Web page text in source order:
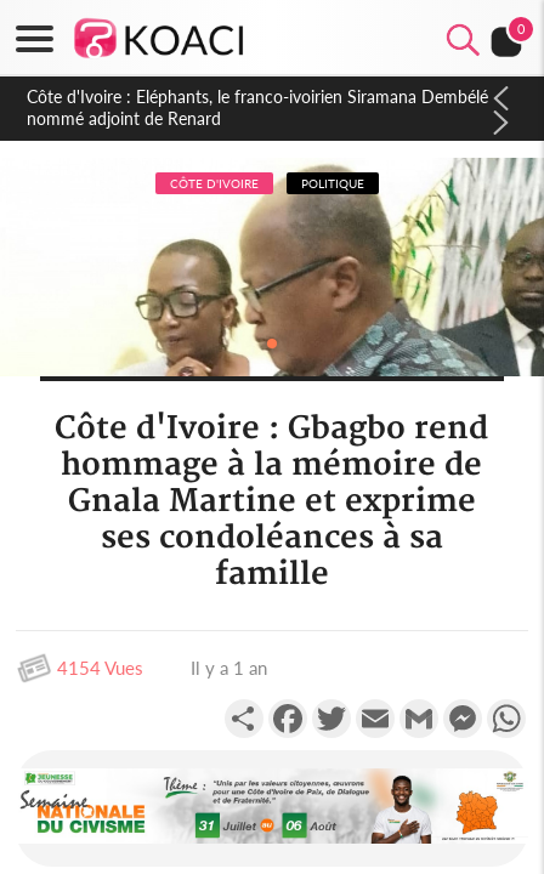
0
Cameroun : 5 combattants séparatistes neutralisés, le Mindef
dément les rumeurs d'exactions des civils
CÔTE D'IVOIRE POLITIQUE
Côte d'Ivoire : Gbagbo rend
hommage à la mémoire de
Gnala Martine et exprime
ses condoléances à sa
famille
4154 Vues Il y a 1 an
PartagerFacebookTwitterEmail Gmail